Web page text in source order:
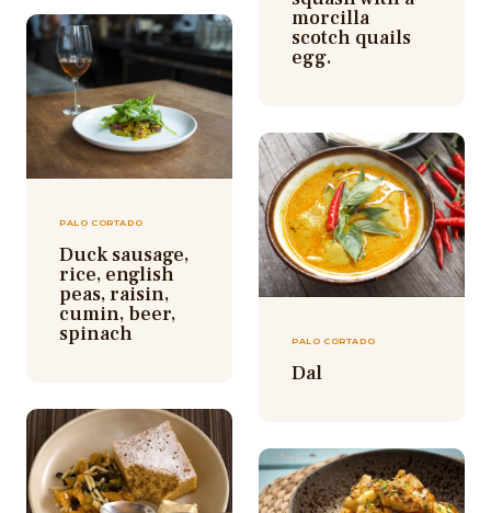
morcilla
scotch quails
egg.
PALO CORTADO
Duck sausage,
rice, english
peas, raisin,
cumin, beer,
spinach PALO CORTADO
Dal